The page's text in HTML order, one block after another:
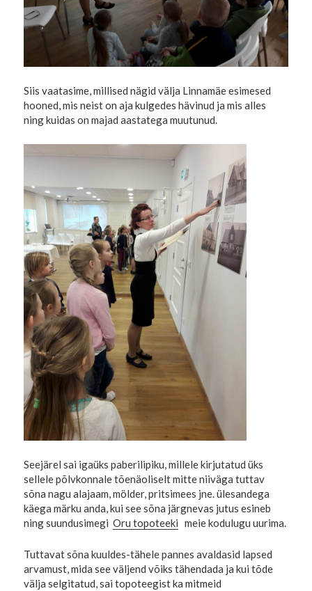
Siis vaatasime, millised nägid välja Linnamäe esimesed
hooned, mis neist on aja kulgedes hävinud ja mis alles
ning kuidas on majad aastatega muutunud.
Seejärel sai igaüks paberilipiku, millele kirjutatud üks
sellele põlvkonnale tõenäoliselt mitte niiväga tuttav
sõna nagu alajaam, mölder, pritsimees jne. ülesandega
käega märku anda, kui see sõna järgnevas jutus esineb
ning suundusimegiOru topoteeki meie kodulugu uurima.
Tuttavat sõna kuuldes-tähele pannes avaldasid lapsed
arvamust, mida see väljend võiks tähendada ja kui tõde
välja selgitatud, sai topoteegist ka mitmeid